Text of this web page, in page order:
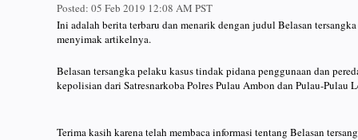
Posted: 05 Feb 2019 12:08 AM PST
Ini adalah berita terbaru dan menarik dengan judul Belasan
menyimak artikelnya.
Belasan tersangka pelaku kasus tindak pidana penggunaan dan
kepolisian dari Satresnarkoba Polres Pulau Ambon dan Pulau-Pulau
Terima kasih karena telah membaca informasi tentang Belasan